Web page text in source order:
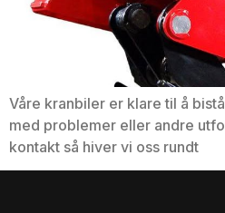
Våre kranbiler er klare til å
med problemer eller andre
kontakt så hiver vi oss rundt